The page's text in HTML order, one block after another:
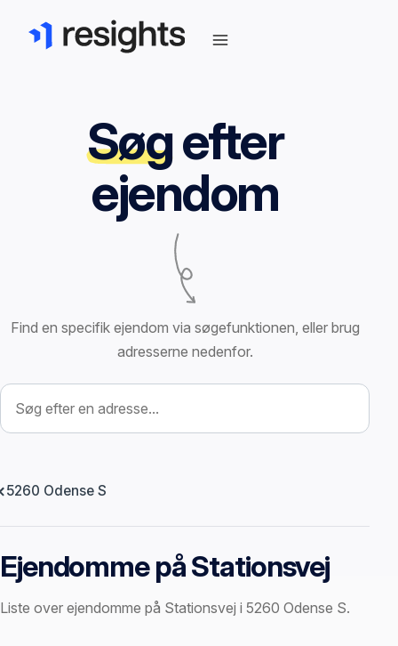
Søgefter
ejendom
Find en specifik ejendom via søgefunktionen, eller brug
adresserne nedenfor.
Søg efter ejendom
5260 Odense S
Ejendomme på Stationsvej
Liste over ejendomme på Stationsvej i 5260 Odense S.